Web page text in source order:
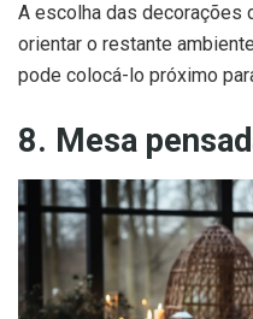
A escolha das decorações
orientar o restante
pode colocá-lo próximo
8. Mesa